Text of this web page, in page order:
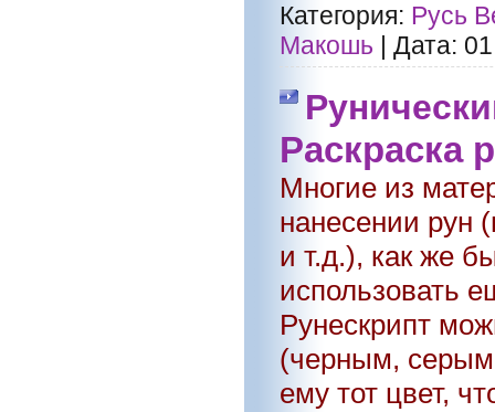
Категория: Русь
Макошь
Дата:
Раскраска
Многие из
нанесении рун
и т.д.), как же
использовать
Рунескрипт
(черным,
ему тот цвет,